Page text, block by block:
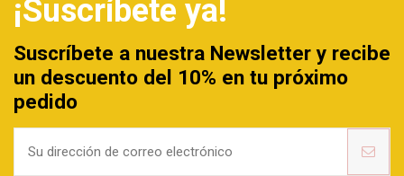
¡Suscríbete ya!
Suscríbete a nuestra Newsletter y recibe
un descuento del 10% en tu próximo
pedido